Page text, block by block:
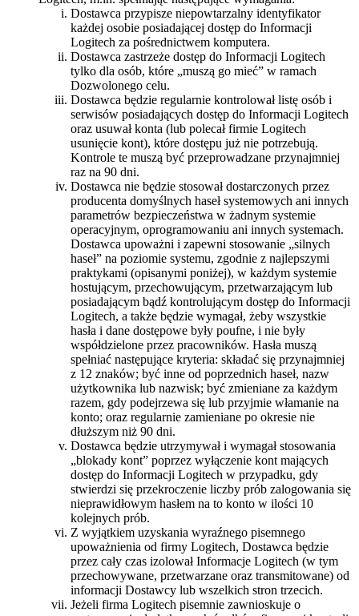
Dostawca przypisze niepowtarzalny identyfikator
każdej osobie posiadającej dostęp do Informacji
Logitech za pośrednictwem komputera.
Dostawca zastrzeże dostęp do Informacji Logitech
tylko dla osób, które „muszą go mieć” w ramach
Dozwolonego celu.
Dostawca będzie regularnie kontrolował listę osób i
serwisów posiadających dostęp do Informacji Logitech
oraz usuwał konta (lub polecał firmie Logitech
usunięcie kont), które dostępu już nie potrzebują.
Kontrole te muszą być przeprowadzane przynajmniej
raz na 90 dni.
Dostawca nie będzie stosował dostarczonych przez
producenta domyślnych haseł systemowych ani innych
parametrów bezpieczeństwa w żadnym systemie
operacyjnym, oprogramowaniu ani innych systemach.
Dostawca upoważni i zapewni stosowanie „silnych
haseł” na poziomie systemu, zgodnie z najlepszymi
praktykami (opisanymi poniżej), w każdym systemie
hostującym, przechowującym, przetwarzającym lub
posiadającym bądź kontrolującym dostęp do Informacji
Logitech, a także będzie wymagał, żeby wszystkie
hasła i dane dostępowe były poufne, i nie były
współdzielone przez pracowników. Hasła muszą
spełniać następujące kryteria: składać się przynajmniej
z 12 znaków; być inne od poprzednich haseł, nazw
użytkownika lub nazwisk; być zmieniane za każdym
razem, gdy podejrzewa się lub przyjmie włamanie na
konto; oraz regularnie zamieniane po okresie nie
dłuższym niż 90 dni.
Dostawca będzie utrzymywał i wymagał stosowania
„blokady kont” poprzez wyłączenie kont mających
dostęp do Informacji Logitech w przypadku, gdy
stwierdzi się przekroczenie liczby prób zalogowania się
nieprawidłowym hasłem na to konto w ilości 10
kolejnych prób.
Z wyjątkiem uzyskania wyraźnego pisemnego
upoważnienia od firmy Logitech, Dostawca będzie
przez cały czas izolował Informacje Logitech (w tym
przechowywane, przetwarzane oraz transmitowane) od
informacji Dostawcy lub wszelkich stron trzecich.
Jeżeli firma Logitech pisemnie zawnioskuje o